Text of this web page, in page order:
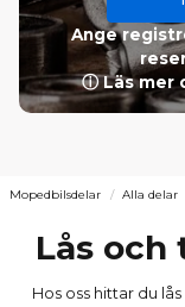
Ange
ⓘ Läs mer
Mopedbilsdelar Alla delar
Lås
Hos oss hittar du